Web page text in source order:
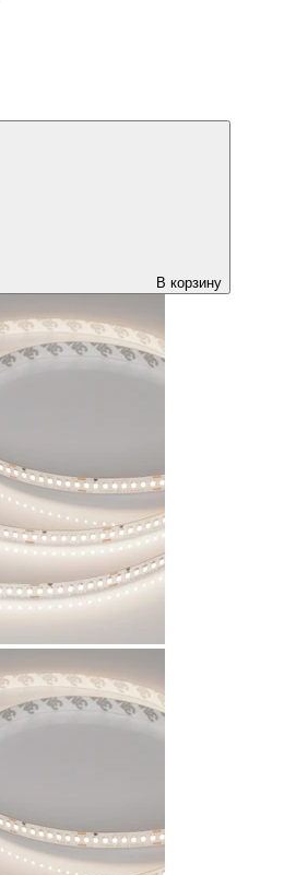
В корзину